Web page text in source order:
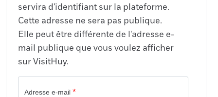
servira d'identifiant sur la plateforme.
Cette adresse ne sera pas publique.
Elle peut être différente de l'adresse e-
mail publique que vous voulez afficher
sur VisitHuy.
Adresse e-mail *